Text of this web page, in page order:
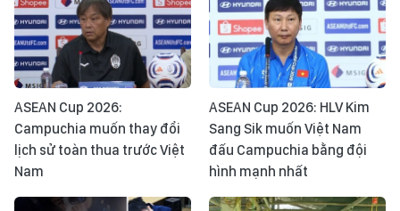
ASEAN Cup 2026:
Campuchia muốn thay đổi
lịch sử toàn thua trước Việt
Nam
ASEAN Cup 2026: HLV Kim
Sang Sik muốn Việt Nam
đấu Campuchia bằng đội
hình mạnh nhất